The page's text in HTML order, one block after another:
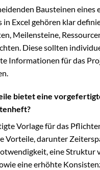
Bausteinen eines
Excel gehören klar
Meilensteine,
Diese sollten
Informationen für das
bietet eine
Vorlage für das
Vorteile, darunter
eine Struktur
eine erhöhte